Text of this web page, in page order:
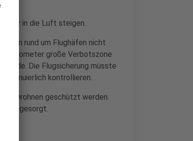
mehr in die Luft steigen.
rund um Flughäfen nicht
Kilometer große Verbotszone
Ende. Die Flugsicherung müsste
kontrollieren.
Drohnen geschützt werden.
gesorgt.